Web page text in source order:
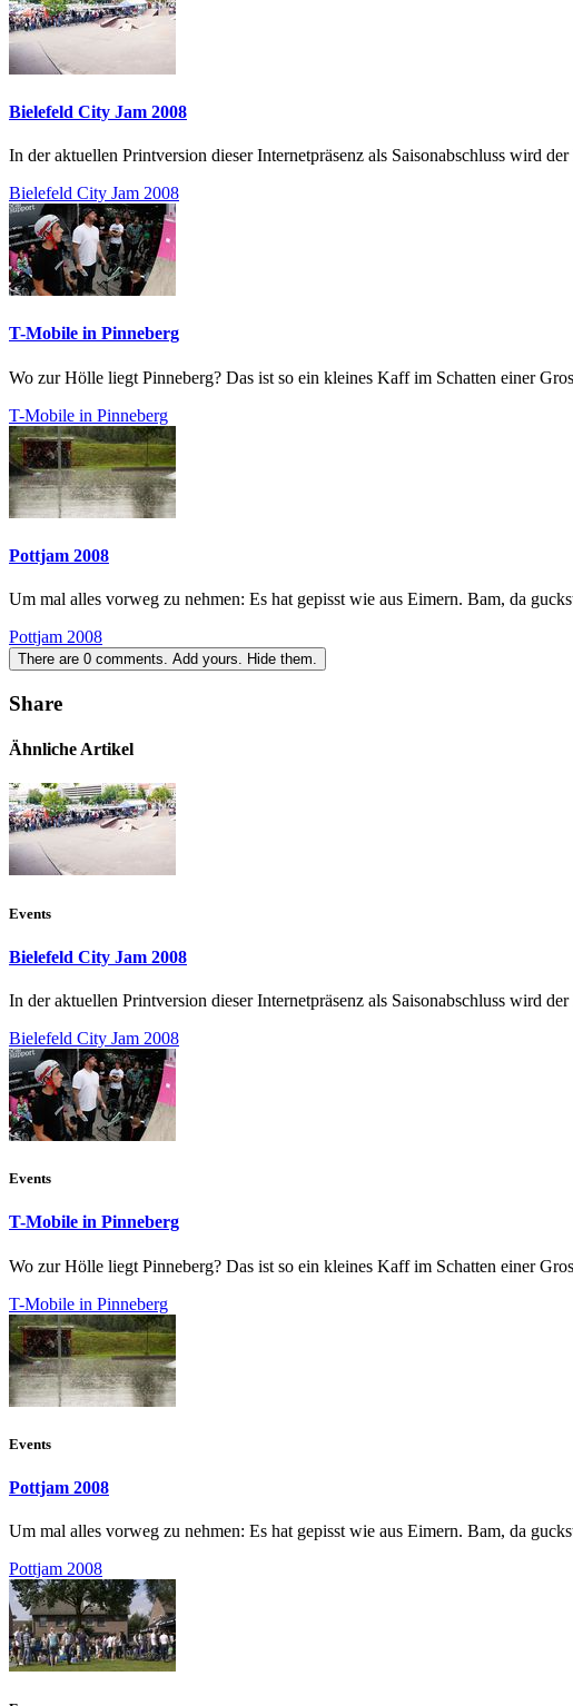
Bielefeld City Jam 2008
In der aktuellen Printversion dieser Internetpräsenz als Saisonabschluss wird
Bielefeld City Jam 2008
T-Mobile in Pinneberg
Wo zur Hölle liegt Pinneberg? Das ist so ein kleines Kaff im Schatten einer
T-Mobile in Pinneberg
Pottjam 2008
Um mal alles vorweg zu nehmen: Es hat gepisst wie aus Eimern. Bam, da
Pottjam 2008
There are 0 comments. Add yours. Hide them.
Share
Ähnliche Artikel
Events
Bielefeld City Jam 2008
In der aktuellen Printversion dieser Internetpräsenz als Saisonabschluss wird
Bielefeld City Jam 2008
Events
T-Mobile in Pinneberg
Wo zur Hölle liegt Pinneberg? Das ist so ein kleines Kaff im Schatten einer
T-Mobile in Pinneberg
Events
Pottjam 2008
Um mal alles vorweg zu nehmen: Es hat gepisst wie aus Eimern. Bam, da
Pottjam 2008